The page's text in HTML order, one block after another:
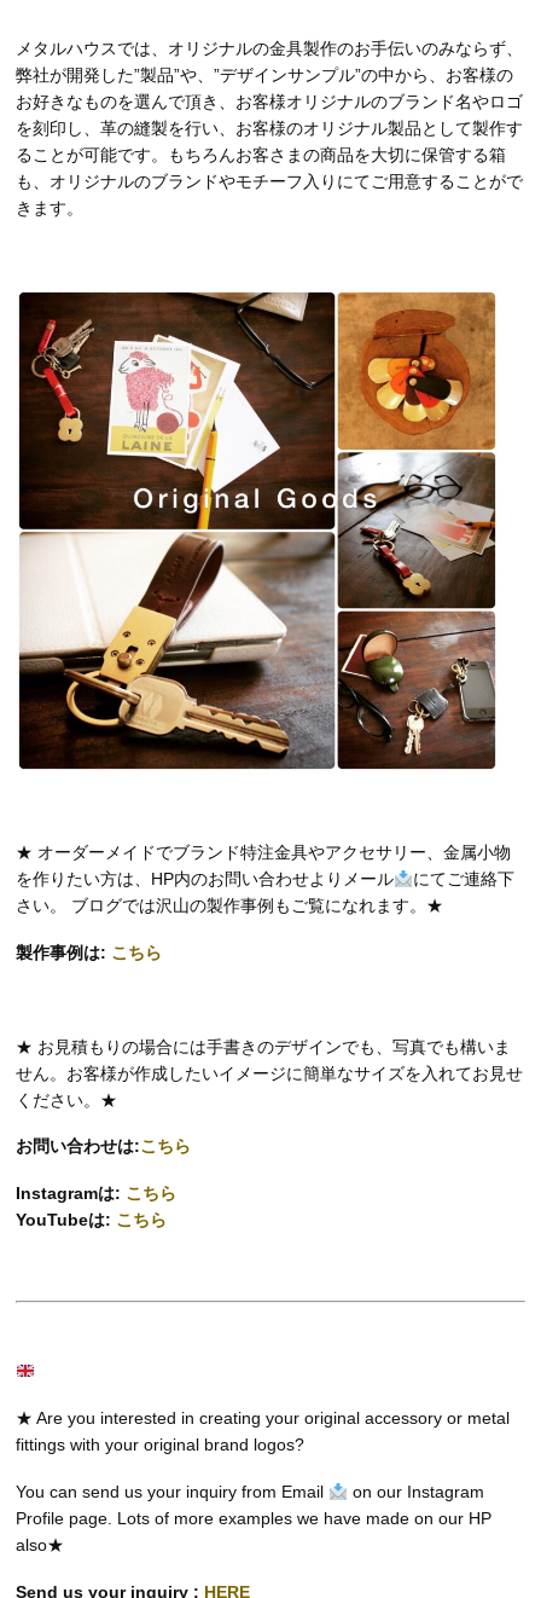
メタルハウスでは、オリジナルの金具製作のお手伝いのみならず、
弊社が開発した”製品”や、”デザインサンプル”の中から、お客様の
お好きなものを選んで頂き、お客様オリジナルのブランド名やロゴ
を刻印し、革の縫製を行い、お客様のオリジナル製品として製作す
ることが可能です。もちろんお客さまの商品を大切に保管する箱
も、オリジナルのブランドやモチーフ入りにてご用意することがで
きます。
★ オーダーメイドでブランド特注金具やアクセサリー、金属小物
を作りたい方は、HP内のお問い合わせよりメール
にてご連絡下
さい。 ブログでは沢山の製作事例もご覧になれます。★
製作事例は: こちら
★ お見積もりの場合には手書きのデザインでも、写真でも構いま
せん。お客様が作成したいイメージに簡単なサイズを入れてお見せ
ください。★
お問い合わせは:こちら
Instagramは: こちら
YouTubeは: こちら
★ Are you interested in creating your original accessory or metal
fittings with your original brand logos?
You can send us your inquiry from Email
on our Instagram
Profile page. Lots of more examples we have made on our HP
also★
Send us your inquiry : HERE